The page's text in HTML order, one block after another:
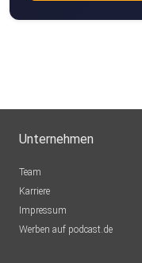
Unternehmen
Team
Karriere
Impressum
Werben auf podcast.de